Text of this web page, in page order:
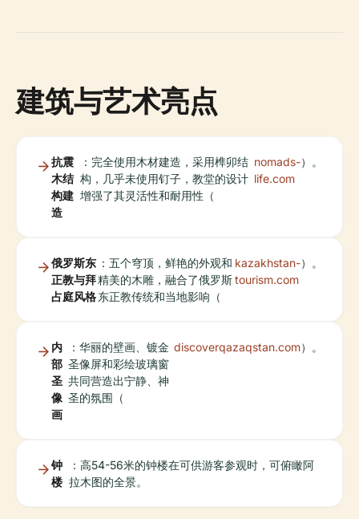
建筑与艺术亮点
抗震
木结
构建
造
：完全使用木材建造，采用榫卯结
构，几乎未使用钉子，教堂的设计
增强了其灵活性和耐用性（
nomads-
life.com
）。
俄罗斯东
正教与拜
占庭风格
：五个穹顶，鲜艳的外观和
精美的木雕，融合了俄罗斯
东正教传统和当地影响（
kazakhstan-
tourism.com
）。
内
部
圣
像
画
：华丽的壁画、镀金
圣像屏和彩绘玻璃窗
共同营造出宁静、神
圣的氛围（
discoverqazaqstan.com）。
钟
楼
：高54-56米的钟楼在可供游客参观时，可俯瞰阿
拉木图的全景。